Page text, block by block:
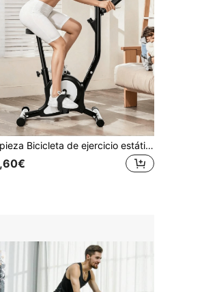
1 pieza Bicicleta de ejercicio estática para interiores, asiento ajustable y dispositivo de resistencia, diseño de pedal antideslizante, resistente y duradero, bicicleta de fitness para interiores, adecuada para entusiastas del fitness y principiantes de deportes, adecuada para entrenamiento aeróbico y ejercicio en casa